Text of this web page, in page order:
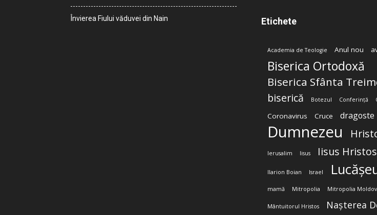
Învierea Fiului văduvei din Nain Etichete
Academia de Teologie Anul nou
Biserica Ortodoxă
Biserica Sfânta
biserică Botezul Conferință
Coronavirus
Cruce dragoste
Dumnezeu
Ierusalim Iisus Iisus Hristos
Ilarion Boian Israel
mamă Mitropolia Mitropolia
Mântuitorul Hristos Nașterea